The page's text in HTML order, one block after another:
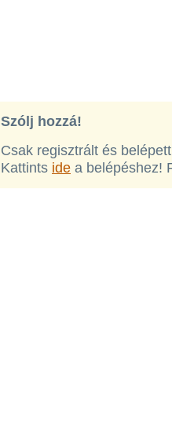
Szólj hozzá!
Csak regisztrált és
Kattints ide a belépéshez!